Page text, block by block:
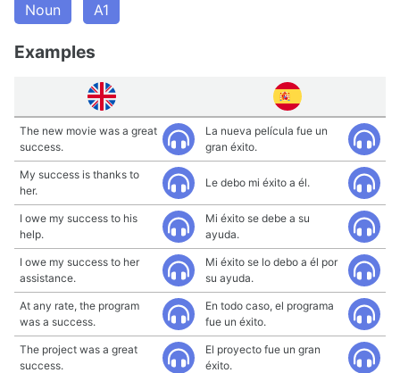
Noun A1
Examples
The new movie was a great
success.
La nueva película fue un
gran éxito.
My success is thanks to
her.
Le debo mi éxito a él.
I owe my success to his
help.
Mi éxito se debe a su
ayuda.
I owe my success to her
assistance.
Mi éxito se lo debo a él por
su ayuda.
At any rate, the program
was a success.
En todo caso, el programa
fue un éxito.
The project was a great
success.
El proyecto fue un gran
éxito.